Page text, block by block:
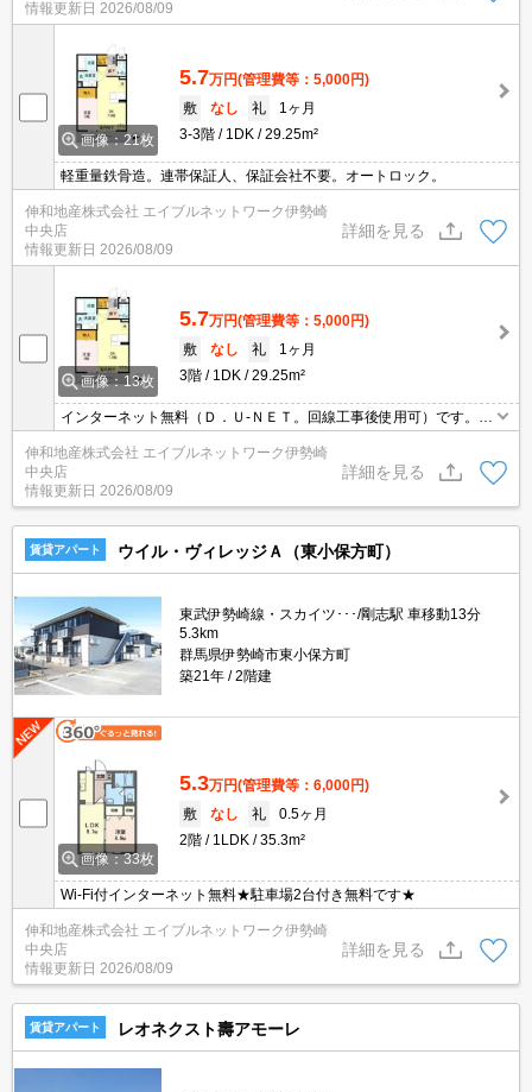
情報更新日 2026/08/09
画像：21枚
5.7万円(管理費等：5,000円)
敷
なし 礼
1ヶ月
3-3階
1DK 29.25m²
軽重量鉄骨造。連帯保証人、保証会社不要。オートロック。
伸和地産株式会社 エイブルネットワーク伊勢崎
中央店
情報更新日 2026/08/09
詳細を見る
画像：13枚
5.7万円(管理費等：5,000円)
敷
なし 礼
1ヶ月
3階
1DK 29.25m²
インターネット無料（Ｄ．Ｕ-ＮＥＴ。回線工事後使用可）です。IH
システムキッチン、浴室テレビ、ALSOK等、設備充実しておりま
す。エントランスはオートロック付で防犯面も安心ですね！
伸和地産株式会社 エイブルネットワーク伊勢崎
中央店
情報更新日 2026/08/09
詳細を見る
賃貸アパート ウイル・ヴィレッジＡ（東小保方町）
東武伊勢崎線・スカイツ･･･/剛志駅 車移動13分
5.3km
群馬県伊勢崎市東小保方町
築21年
2階建
画像：33枚
5.3万円(管理費等：6,000円)
敷
なし 礼
0.5ヶ月
2階
1LDK 35.3m²
Wi-Fi付インターネット無料★駐車場2台付き無料です★
伸和地産株式会社 エイブルネットワーク伊勢崎
中央店
情報更新日 2026/08/09
詳細を見る
賃貸アパート レオネクスト壽アモーレ